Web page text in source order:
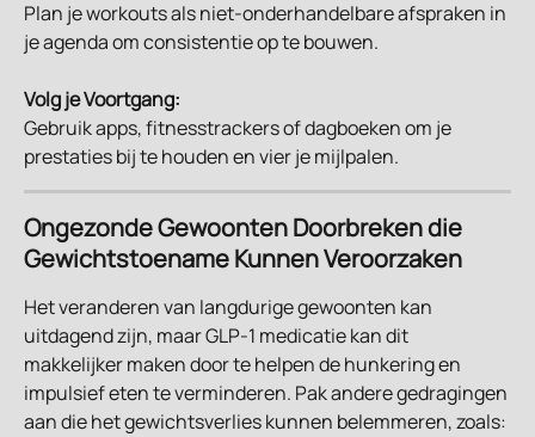
Plan je workouts als niet-onderhandelbare afspraken in
je agenda om consistentie op te bouwen.
Volg je Voortgang:
Gebruik apps, fitnesstrackers of dagboeken om je
prestaties bij te houden en vier je mijlpalen.
Ongezonde Gewoonten Doorbreken die
Gewichtstoename Kunnen Veroorzaken
Het veranderen van langdurige gewoonten kan
uitdagend zijn, maar GLP-1 medicatie kan dit
makkelijker maken door te helpen de hunkering en
impulsief eten te verminderen. Pak andere gedragingen
aan die het gewichtsverlies kunnen belemmeren, zoals: